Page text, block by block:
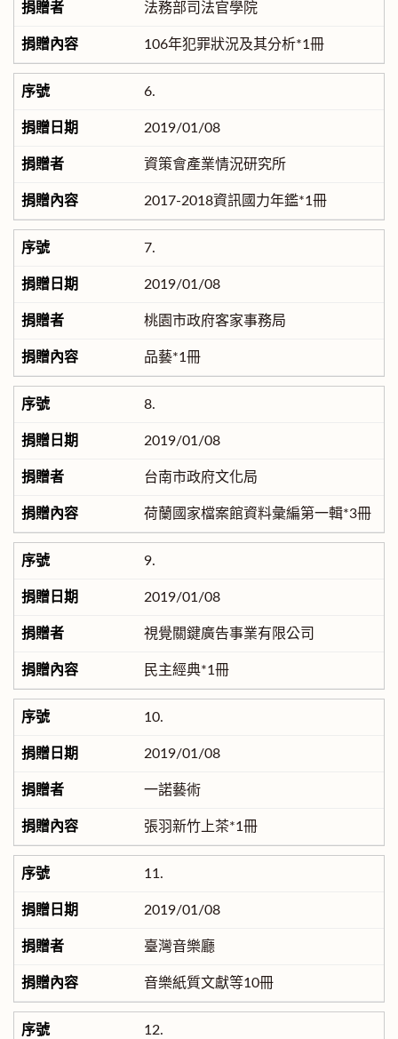
法務部司法官學院
106年犯罪狀況及其分析*1冊
6.
2019/01/08
資策會產業情況研究所
2017-2018資訊國力年鑑*1冊
7.
2019/01/08
桃園市政府客家事務局
品藝*1冊
8.
2019/01/08
台南市政府文化局
荷蘭國家檔案館資料彙編第一輯*3冊
9.
2019/01/08
視覺關鍵廣告事業有限公司
民主經典*1冊
10.
2019/01/08
一諾藝術
張羽新竹上茶*1冊
11.
2019/01/08
臺灣音樂廳
音樂紙質文獻等10冊
12.